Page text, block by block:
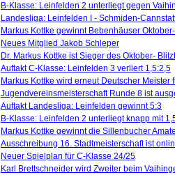
B-Klasse: Leinfelden 2 unterliegt gegen
Landesliga: Leinfelden I - Schmiden-
Markus Kottke gewinnt Bebenhäuser
Neues Mitglied Jakob Schleper
Dr. Markus Kottke ist Sieger des Oktober-
Auftakt C-Klasse: Leinfelden 3 verliert 1,5:2,5
Markus Kottke wird erneut Deutscher Meister
Jugendvereinsmeisterschaft Runde 8 ist
Auftakt Landesliga: Leinfelden gewinnt 5:3
B-Klasse: Leinfelden 2 unterliegt knapp mit
Markus Kottke gewinnt die Sillenbucher
Ausschreibung 16. Stadtmeisterschaft ist
Neuer Spielplan für C-Klasse 24/25
Karl Brettschneider wird Zweiter beim